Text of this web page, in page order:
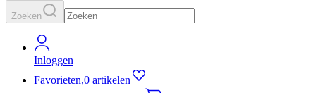
Zoeken
Inloggen
Favorieten,0 artikelen